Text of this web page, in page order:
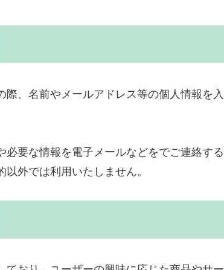
、名前やメールアドレス等の個人情報を
要な情報を電子メールなどをでご連絡す
外では利用いたしません。